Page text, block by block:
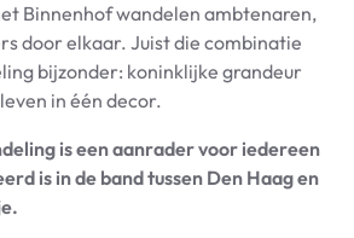
Binnenhof wandelen ambtenaren,
door elkaar. Juist die combinatie
bijzonder: koninklijke grandeur
in één decor.
is een aanrader voor iedereen
is in de band tussen Den Haag en